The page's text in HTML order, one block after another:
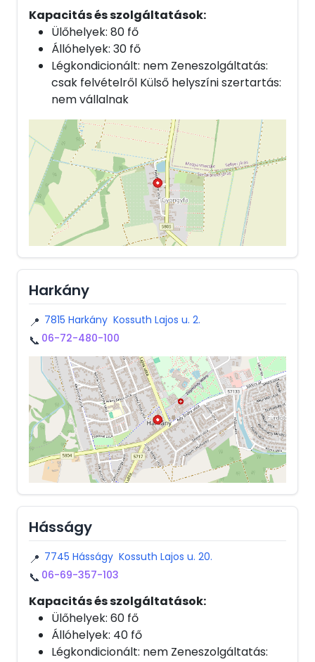
Kapacitás és szolgáltatások:
Ülőhelyek: 80 fő
Állóhelyek: 30 fő
Légkondicionált: nem Zeneszolgáltatás:
csak felvételről Külső helyszíni szertartás:
nem vállalnak
Harkány
📍 7815 Harkány Kossuth Lajos u. 2.
📞 06-72-480-100
Hásságy
📍 7745 Hásságy Kossuth Lajos u. 20.
📞 06-69-357-103
Kapacitás és szolgáltatások:
Ülőhelyek: 60 fő
Állóhelyek: 40 fő
Légkondicionált: nem Zeneszolgáltatás: